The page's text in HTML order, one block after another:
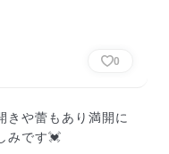
0
きや蕾もあり満開に
みです💓